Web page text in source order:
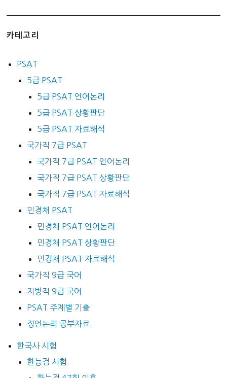
카테고리
PSAT
5급 PSAT
5급 PSAT 언어논리
5급 PSAT 상황판단
5급 PSAT 자료해석
국가직 7급 PSAT
국가직 7급 PSAT 언어논리
국가직 7급 PSAT 상황판단
국가직 7급 PSAT 자료해석
민경채 PSAT
민경채 PSAT 언어논리
민경채 PSAT 상황판단
민경채 PSAT 자료해석
국가직 9급 국어
지방직 9급 국어
PSAT 주제별 기출
정언논리 공부자료
한국사 시험
한능검 시험